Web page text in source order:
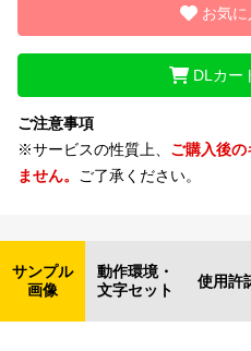
お気
DLカー
ご注意事項
※サービスの性質上、 ご購入後
ません。
ご了承ください。
サンプル
画像
動作環境・
文字セット
使用許